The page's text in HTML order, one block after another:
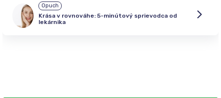
Opuch
Krása v rovnováhe: 5-minútový sprievodca od
lekárnika